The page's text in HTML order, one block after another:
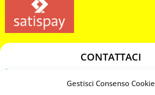
Gestisci Consenso Cookie
CONTATTACI